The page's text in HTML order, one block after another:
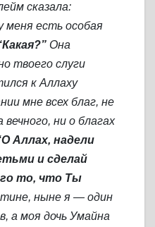
сказала:
меня есть особая
Она
твоего слуги
к Аллаху
мне всех благ, не
ни о благах
Аллах, надели
и сделай
то, что Ты
ныне я — один
а моя дочь Умайна